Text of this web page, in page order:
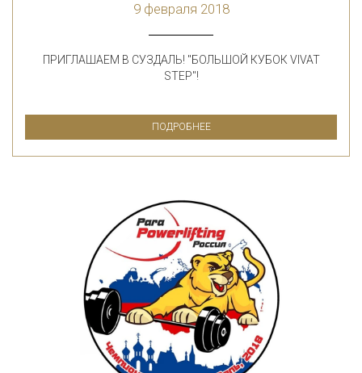
9 февраля 2018
ПРИГЛАШАЕМ В СУЗДАЛЬ! "БОЛЬШОЙ КУБОК VIVAT
STEP"!
ПОДРОБНЕЕ